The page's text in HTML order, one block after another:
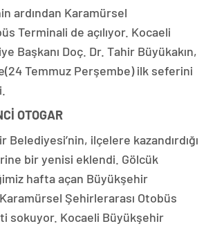
ardından Karamürsel
Terminali de açılıyor. Kocaeli
Başkanı Doç. Dr. Tahir Büyükakın,
Temmuz Perşembe) ilk seferini
OTOGAR
ilçelere kazandırdığı
bir yenisi eklendi. Gölcük
hafta açan Büyükşehir
Şehirlerarası Otobüs
sokuyor. Kocaeli Büyükşehir